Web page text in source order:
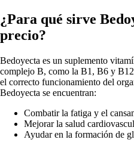
¿Para qué sirve
precio?
Bedoyecta es un suplemento
complejo B, como la B1, B6 y
el correcto funcionamiento del
Bedoyecta se encuentran:
Combatir la fatiga y el
Mejorar la salud
Ayudar en la formación de